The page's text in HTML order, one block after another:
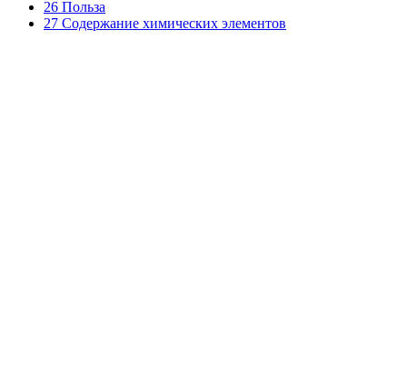
26 Польза
27 Содержание химических элементов